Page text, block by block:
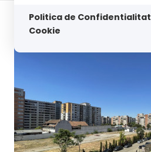
Politica de
Cookie